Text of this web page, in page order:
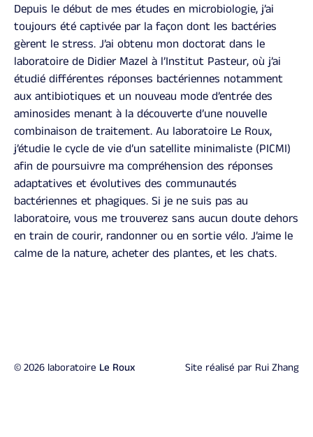
Depuis le début de mes études en microbiologie, j’ai
toujours été captivée par la façon dont les bactéries
gèrent le stress. J’ai obtenu mon doctorat dans le
laboratoire de Didier Mazel à l’Institut Pasteur, où j’ai
étudié différentes réponses bactériennes notamment
aux antibiotiques et un nouveau mode d’entrée des
aminosides menant à la découverte d’une nouvelle
combinaison de traitement. Au laboratoire Le Roux,
j’étudie le cycle de vie d’un satellite minimaliste (PICMI)
afin de poursuivre ma compréhension des réponses
adaptatives et évolutives des communautés
bactériennes et phagiques. Si je ne suis pas au
laboratoire, vous me trouverez sans aucun doute dehors
en train de courir, randonner ou en sortie vélo. J’aime le
calme de la nature, acheter des plantes, et les chats.
© 2026 laboratoire Le Roux Site réalisé par Rui Zhang